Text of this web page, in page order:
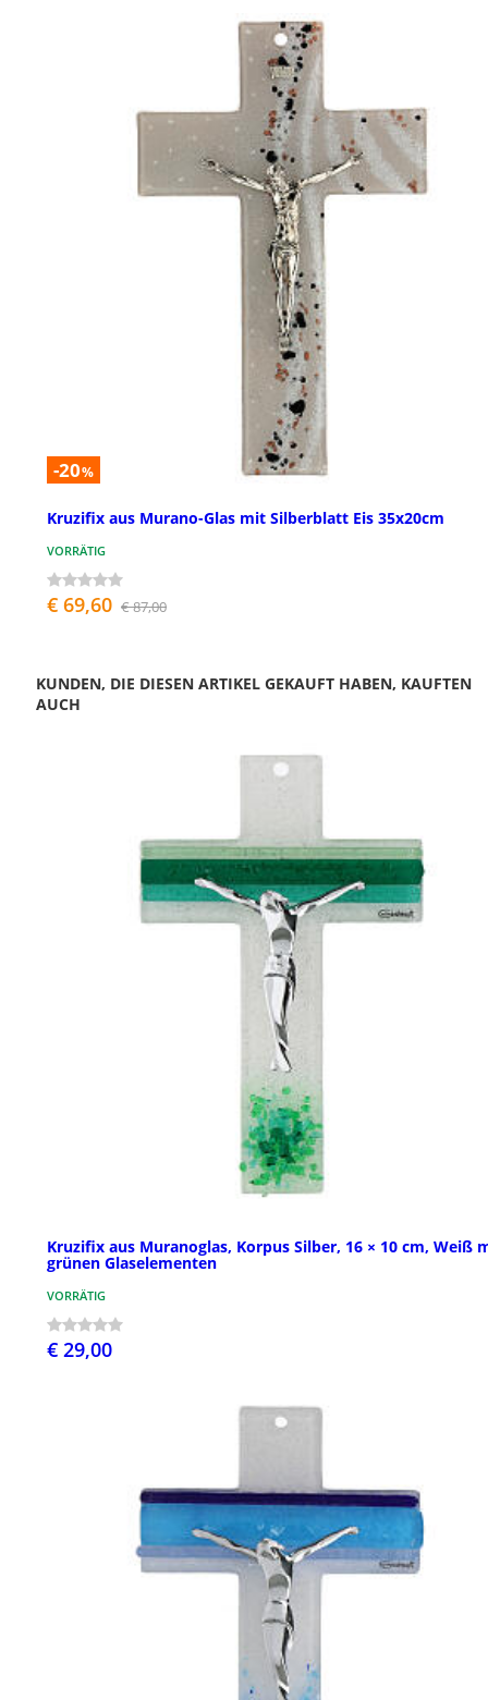
-20%
Kruzifix aus Murano-Glas mit Silberblatt Eis 35x20cm
VORRÄTIG
€ 69,60 € 87,00
KUNDEN, DIE DIESEN ARTIKEL GEKAUFT HABEN, KAUFTEN
AUCH
Kruzifix aus Muranoglas, Korpus Silber, 16 × 10 cm, Weiß
grünen Glaselementen
VORRÄTIG
€ 29,00